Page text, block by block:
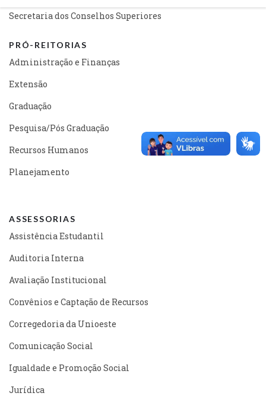
Secretaria dos Conselhos Superiores
PRÓ-REITORIAS
Administração e Finanças
Extensão
Graduação
Pesquisa/Pós Graduação
Recursos Humanos
Planejamento
ASSESSORIAS
Assistência Estudantil
Auditoria Interna
Avaliação Institucional
Convênios e Captação de Recursos
Corregedoria da Unioeste
Comunicação Social
Igualdade e Promoção Social
Jurídica